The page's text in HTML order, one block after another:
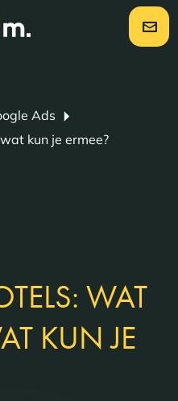
Ads
kun je ermee?
WAT
KUN JE